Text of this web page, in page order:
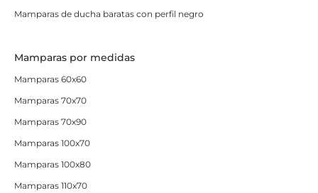
Mamparas de ducha baratas con perfil negro
Mamparas por medidas
Mamparas 60x60
Mamparas 70x70
Mamparas 70x90
Mamparas 100x70
Mamparas 100x80
Mamparas 110x70